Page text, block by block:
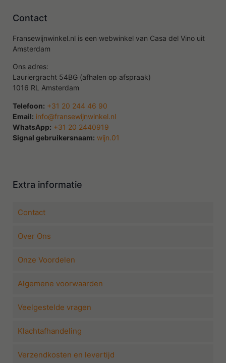
Contact
Fransewijnwinkel.nl is een webwinkel van Casa del Vino uit
Amsterdam
Ons adres:
Lauriergracht 54BG (afhalen op afspraak)
1016 RL Amsterdam
Telefoon: +31 20 244 46 90
Email: info@fransewijnwinkel.nl
WhatsApp: +31 20 2440919
Signal gebruikersnaam: wijn.01
Extra informatie
Contact
Over Ons
Onze Voordelen
Algemene voorwaarden
Veelgestelde vragen
Klachtafhandeling
Verzendkosten en levertijd